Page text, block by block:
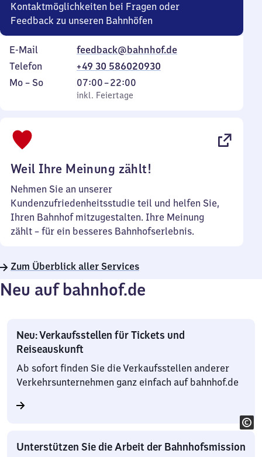
Kontaktmöglichkeiten bei Fragen oder
Feedback zu unseren Bahnhöfen
E-Mail
feedback@bahnhof.de
Telefon
+49 30 586020930
Montag
Mo – So,
inkl. Feiertage
07:00–22:00
Von
7
inkl. Feiertage
Weil Ihre Meinung zählt!
Nehmen Sie an unserer
Kundenzufriedenheitsstudie teil und helfen Sie,
Ihren Bahnhof mitzugestalten. Ihre Meinung
zählt – für ein besseres Bahnhofserlebnis.
Zum Überblick aller Services
Neu auf bahnhof.de
Neu: Verkaufsstellen für Tickets und
Reiseauskunft
Ab sofort finden Sie die Verkaufsstellen anderer
Verkehrsunternehmen ganz einfach auf bahnhof.de
Unterstützen Sie die Arbeit der Bahnhofsmission